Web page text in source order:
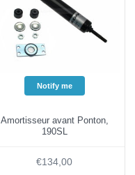
Notify me
Amortisseur avant Ponton,
190SL
€134,00